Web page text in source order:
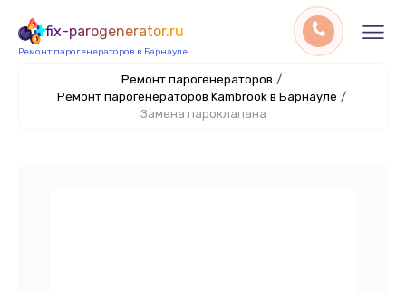
fix-parogenerator.ru
Ремонт парогенераторов в Барнауле
Ремонт парогенераторов /
Ремонт парогенераторов Kambrook в Барнауле /
Замена пароклапана